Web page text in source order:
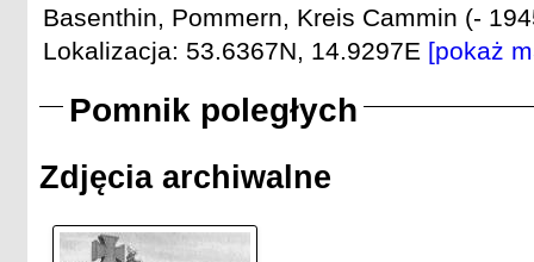
Basenthin, Pommern, Kreis Cammin (-
Lokalizacja: 53.6367N, 14.9297E [pokaż
Pomnik poległych
Zdjęcia archiwalne